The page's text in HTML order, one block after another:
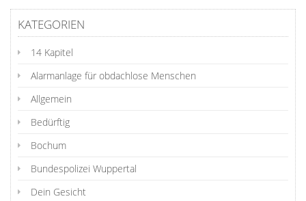
KATEGORIEN
14 Kapitel
Alarmanlage für obdachlose Menschen
Allgemein
Bedürftig
Bochum
Bundespolizei Wuppertal
Dein Gesicht